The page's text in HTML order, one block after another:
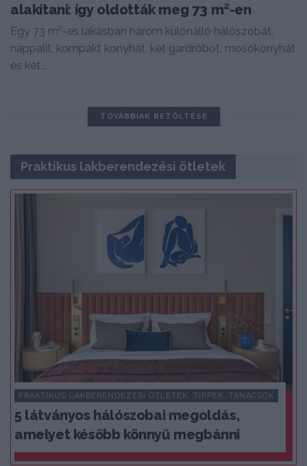
alakítani: így oldották meg 73 m²-en
Egy 73 m²-es lakásban három különálló hálószobát,
nappalit, kompakt konyhát, két gardróbot, mosókonyhát
és két...
TOVÁBBIAK BETÖLTÉSE
Praktikus lakberendezési ötletek
PRAKTIKUS LAKBERENDEZÉSI ÖTLETEK, TIPPEK, TANÁCSOK
5 látványos hálószobai megoldás,
amelyet később könnyű megbánni